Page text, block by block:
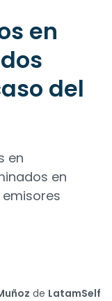
en
del
en
en
de LatamSelf